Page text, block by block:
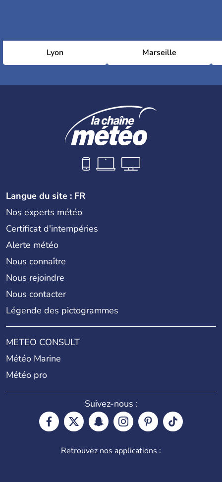
Lyon Marseille
Langue du site : FR
Nos experts météo
Certificat d'intempéries
Alerte météo
Nous connaître
Nous rejoindre
Nous contacter
Légende des pictogrammes
METEO CONSULT
Météo Marine
Météo pro
Suivez-nous :
Retrouvez nos applications :